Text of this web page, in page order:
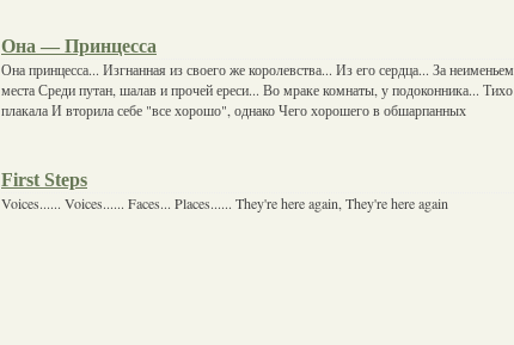
Она — Принцесса
Она принцесса... Изгнанная из своего же королевства... Из его сердца... За неименьем
места Среди путан, шалав и прочей ереси... Во мраке комнаты, у подоконника... Тихо
плакала И вторила себе "все хорошо", однако Чего хорошего в обшарпанных
First Steps
Voices...... Voices...... Faces... Places...... They're here again, They're here again